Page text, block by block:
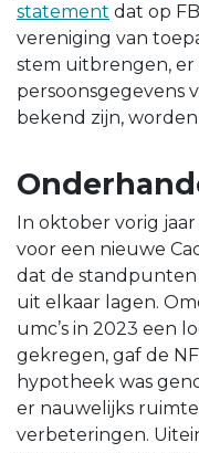
statement dat op
vereniging van
stem uitbrengen,
persoonsgegevens
bekend zijn,
In oktober vorig
voor een nieuwe
dat de standpunten
uit elkaar lagen.
umc’s in 2023 een
gekregen, gaf de
hypotheek was
er nauwelijks
verbeteringen.